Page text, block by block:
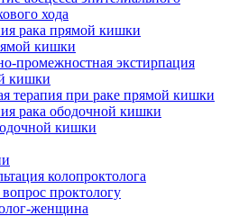
хода
рака прямой кишки
кишки
промежностная экстирпация
кишки
терапия при раке прямой кишки
рака ободочной кишки
кишки
колопроктолога
вопрос проктологу
женщина